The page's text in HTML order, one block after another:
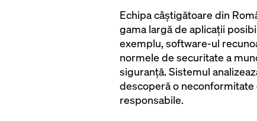
Echipa câștigătoare din
gama largă de aplicații
exemplu, software-ul
normele de securitate a
siguranță. Sistemul
descoperă o neconformitate
responsabile.